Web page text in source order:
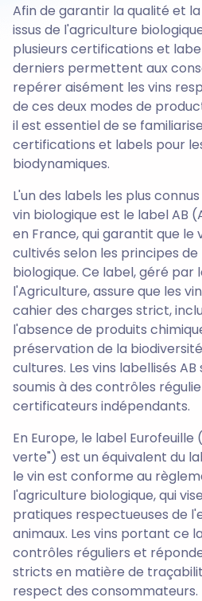
Afin de garantir la qualité et
issus de l'agriculture
plusieurs certifications et
derniers permettent aux
repérer aisément les vins
de ces deux modes de
il est essentiel de se
certifications et labels pour
biodynamiques.
L'un des labels les plus
vin biologique est le label AB
en France, qui garantit que le
cultivés selon les principes
biologique. Ce label, géré par
l'Agriculture, assure que les
cahier des charges strict,
l'absence de produits
préservation de la
cultures. Les vins labellisés
soumis à des contrôles
certificateurs indépendants.
En Europe, le label Eurofeuille
verte") est un équivalent du
le vin est conforme au
l'agriculture biologique, qui
pratiques respectueuses de
animaux. Les vins portant ce
contrôles réguliers et
stricts en matière de
respect des consommateurs.